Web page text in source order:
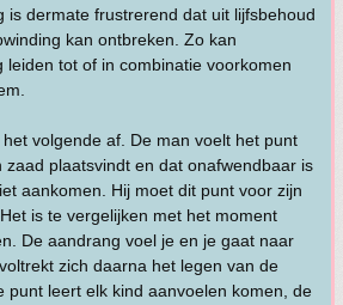
is dermate frustrerend dat uit lijfsbehoud
kan ontbreken. Zo kan
leiden tot of in combinatie voorkomen
volgende af. De man voelt het punt
zaad plaatsvindt en dat onafwendbaar is
aankomen. Hij moet dit punt voor zijn
is te vergelijken met het moment
De aandrang voel je en je gaat naar
zich daarna het legen van de
punt leert elk kind aanvoelen komen, de